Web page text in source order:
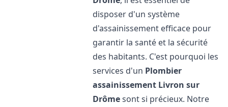
disposer d'un système
d'assainissement efficace pour
garantir la santé et la sécurité
des habitants. C'est pourquoi les
services d'un Plombier
assainissement Livron sur
Drômesont si précieux. Notre